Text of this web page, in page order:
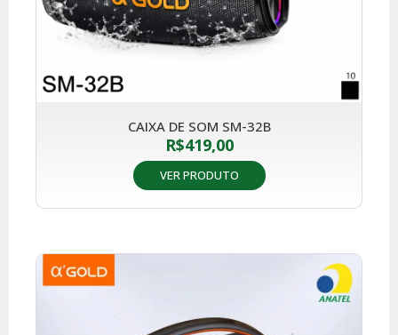
CAIXA DE SOM SM-32B
R$419,00
VER PRODUTO